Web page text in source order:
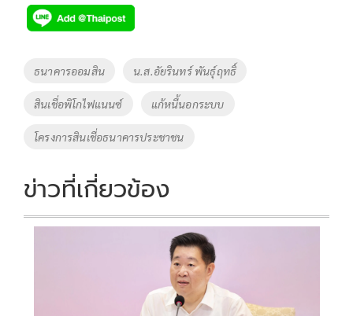
e
b
o
o
k
tt
er
p
y
Li
n
k
Tags
ธนาคารออมสิน น.ส.อัยรินทร์ พันธุ์ฤทธิ์
สินเชื่อพิโกไฟแนนซ์ แก้หนี้นอกระบบ
โครงการสินเชื่อธนาคารประชาชน
ข่าวที่เกี่ยวข้อง